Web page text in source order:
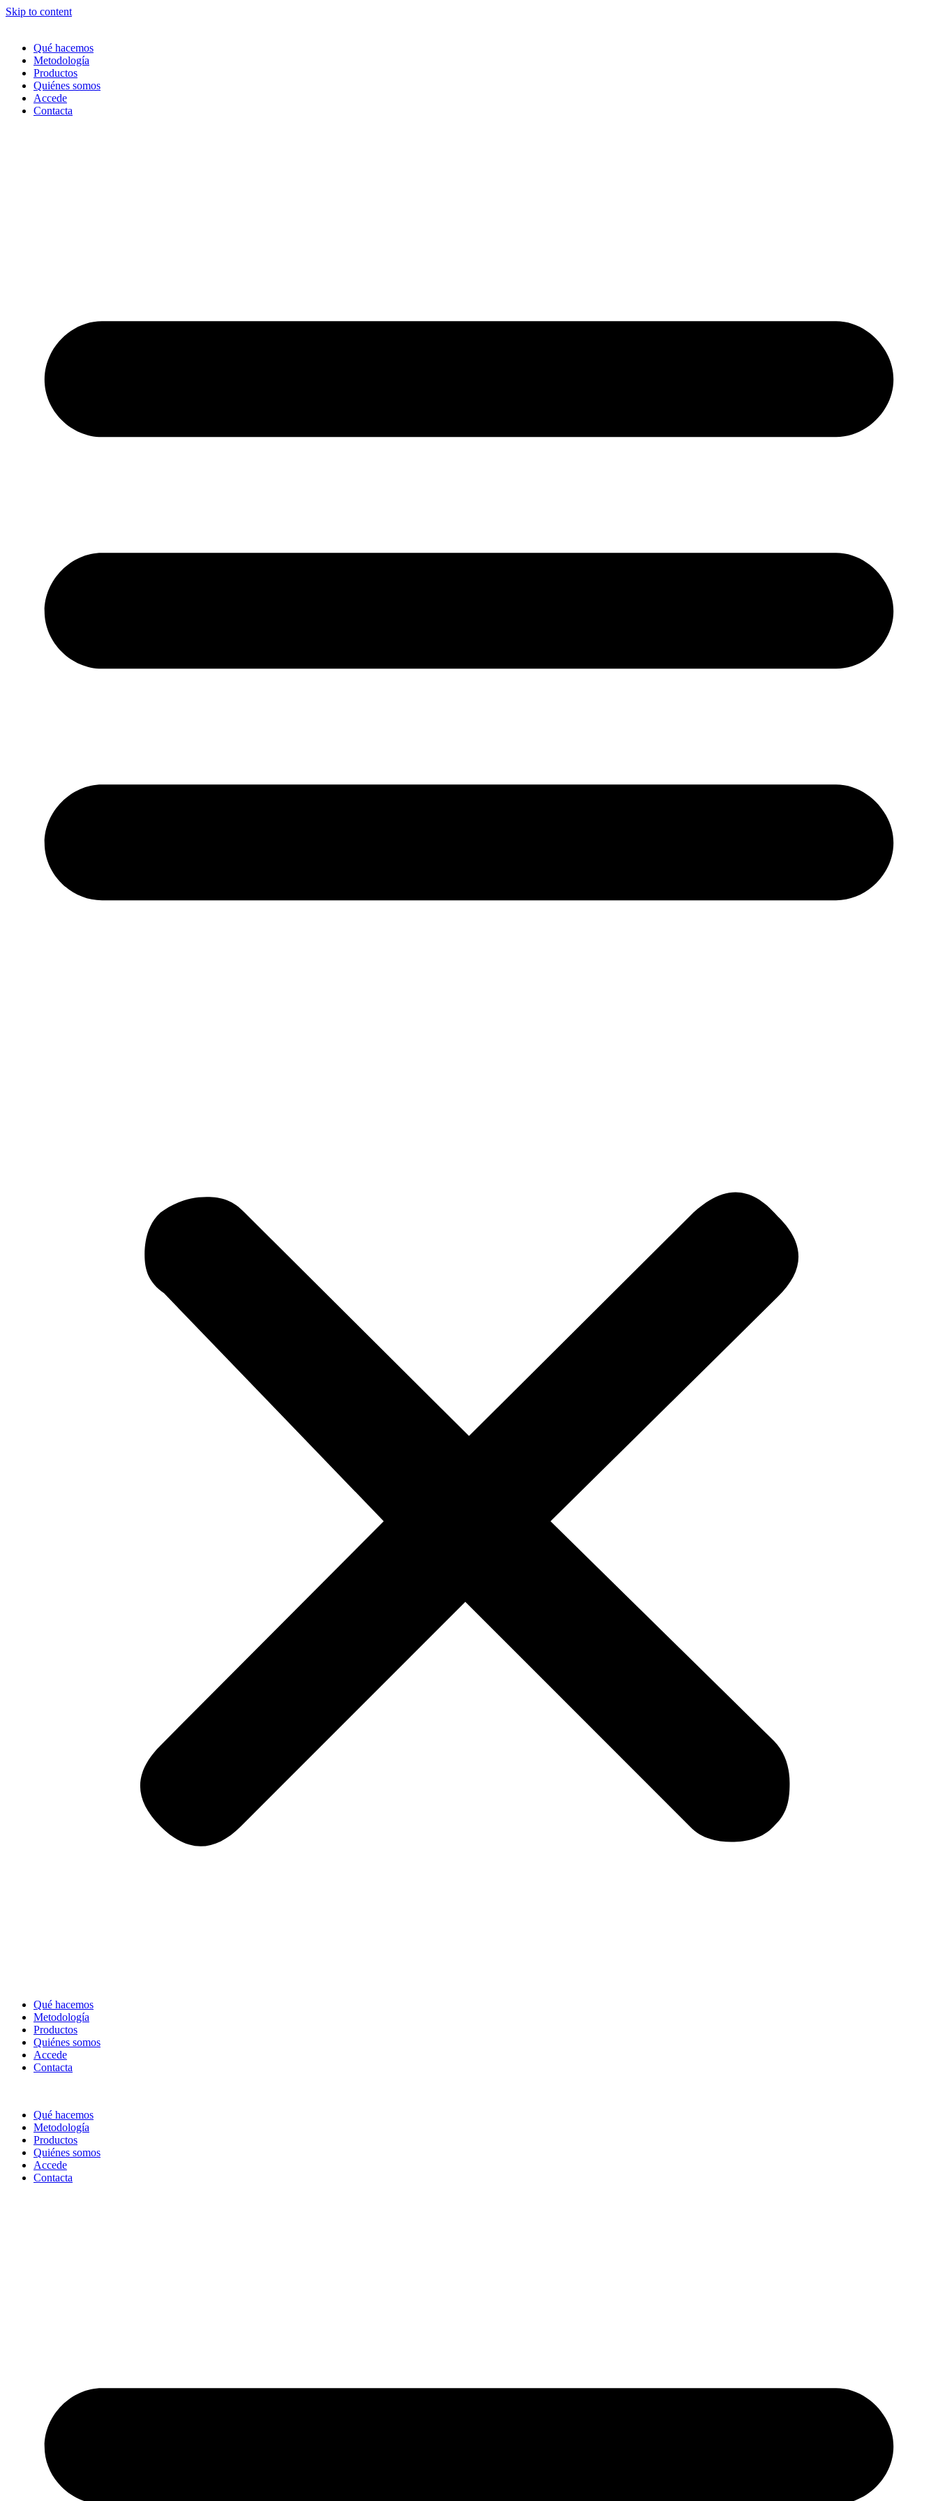
Skip to content
Qué hacemos
Metodología
Productos
Quiénes somos
Accede
Contacta
Qué hacemos
Metodología
Productos
Quiénes somos
Accede
Contacta
Qué hacemos
Metodología
Productos
Quiénes somos
Accede
Contacta